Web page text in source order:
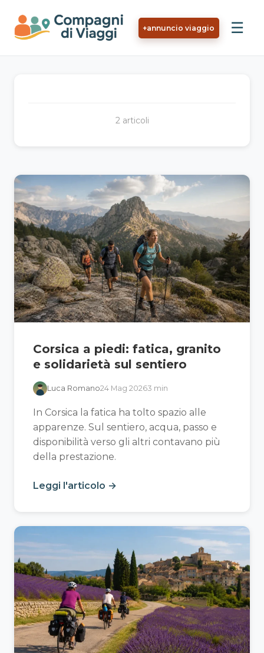
+annuncio viaggio ☰
2 articoli
Corsica a piedi: fatica, granito
e solidarietà sul sentiero
Luca Romano24 Mag 20263 min
In Corsica la fatica ha tolto spazio alle
apparenze. Sul sentiero, acqua, passo e
disponibilità verso gli altri contavano più
della prestazione.
Leggi l'articolo →